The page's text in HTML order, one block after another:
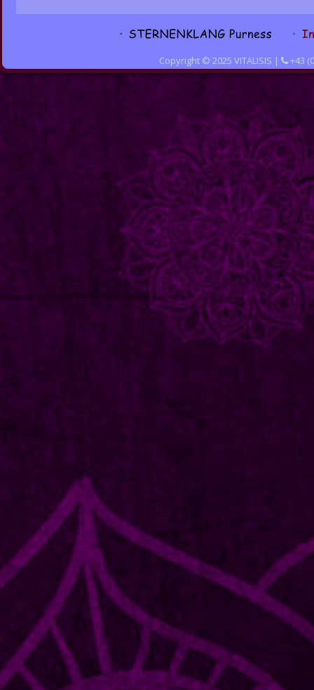
Copyright © 2025 VITALISIS |  +43